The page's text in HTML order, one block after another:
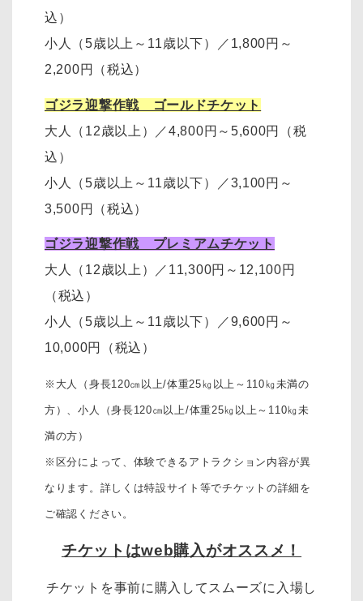
込）
小人（5歳以上～11歳以下）
／ 1,800円～
2,200円
（税込）
ゴジラ迎撃作戦 ゴールドチケット
大人（12歳以上）
／4,800円～5,600円（税
込）
小人（5歳以上～11歳以下）
／3,100円～
3,500円
（税込）
ゴジラ迎撃作戦 プレミアムチケット
大人（12歳以上）
／11,300円～12,100円
（税込）
小人（5歳以上～11歳以下）
／9,600円～
10,000円
（税込）
※大人（身長120㎝以上/体重25㎏以上～110㎏未満の
方）、小人（身長120㎝以上/体重25㎏以上～110㎏未
満の方）
※区分によって、体験できるアトラクション内容が異
なります。詳しくは特設サイト等でチケットの詳細を
ご確認ください。
チケットはweb購入がオススメ！
チケットを事前に購入してスムーズに入場し